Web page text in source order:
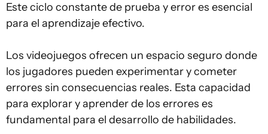
Este ciclo constante de prueba y error es esencial
para el aprendizaje efectivo.
Los videojuegos ofrecen un espacio seguro donde
los jugadores pueden experimentar y cometer
errores sin consecuencias reales. Esta capacidad
para explorar y aprender de los errores es
fundamental para el desarrollo de habilidades.